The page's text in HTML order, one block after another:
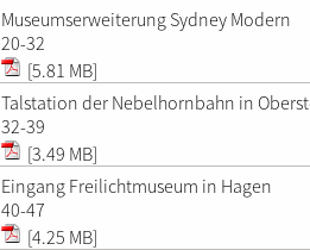
Museumserweiterung Sydney Modern
20-32
[5.81 MB]
Talstation der Nebelhornbahn in
32-39
[3.49 MB]
Eingang Freilichtmuseum in Hagen
40-47
[4.25 MB]